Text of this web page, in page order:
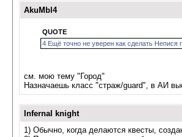
AkuMbl4
QUOTE
4 Ещё точно не уверен как сделать
см. мою тему "Город"
Назначаешь класс "страж/guard", в АИ
Infernal knight
1) Обычно, когда делаются квесты,